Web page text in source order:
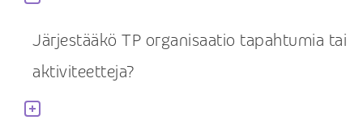
Järjestääkö TP organisaatio tapahtumia tai
aktiviteetteja?